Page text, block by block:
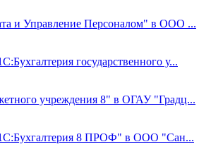
и Управление Персоналом" в ООО ...
государственного у...
учреждения 8" в ОГАУ "Градц...
"1С:Бухгалтерия 8 ПРОФ" в ООО "Сан...